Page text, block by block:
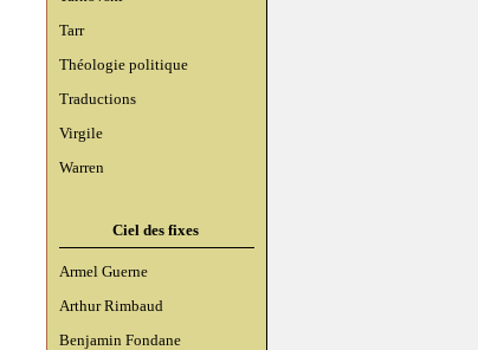
Tarr
Théologie politique
Traductions
Virgile
Warren
Ciel des fixes
Armel Guerne
Arthur Rimbaud
Benjamin Fondane